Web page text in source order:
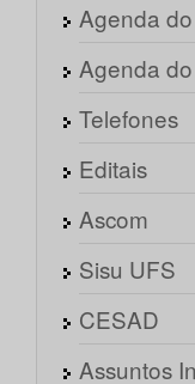
Agenda
Agenda
Telefones
Editais
Ascom
Sisu UFS
CESAD
Assuntos